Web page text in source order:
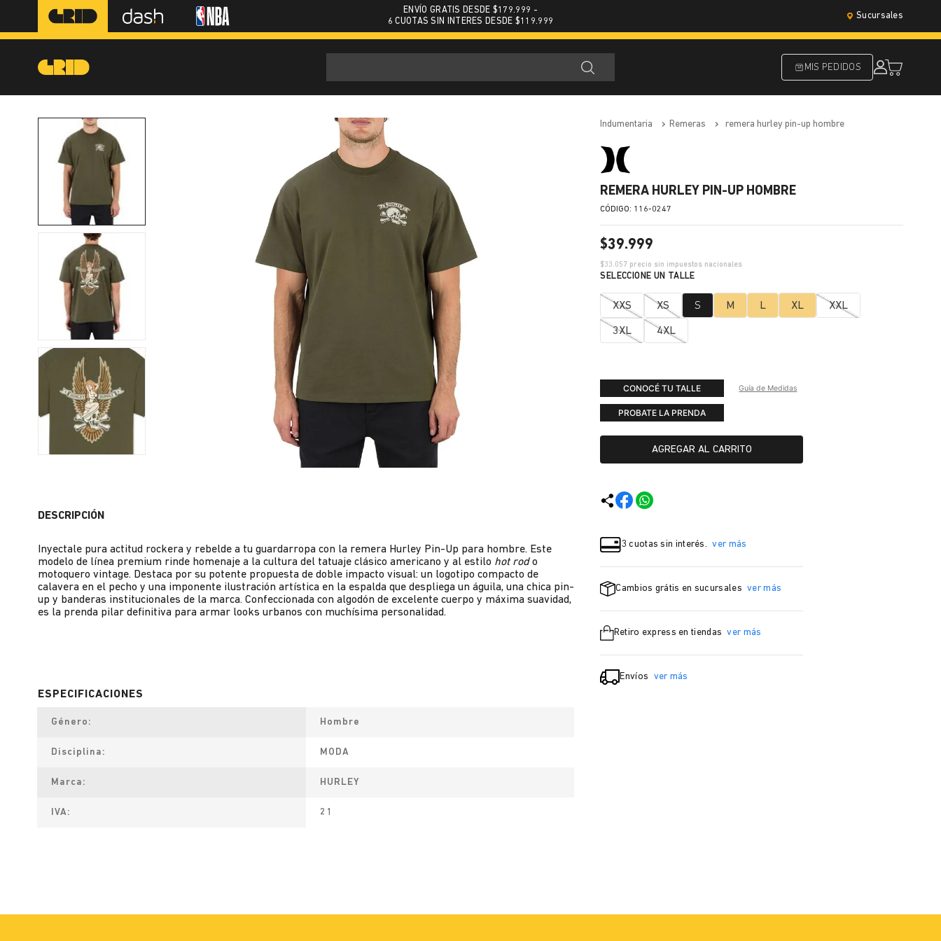
ENVÍO GRATIS DESDE $179.999 -
6 CUOTAS SIN INTERES DESDE $119.999
Sucursales
MIS PEDIDOS
DESCRIPCIÓN
Inyectale pura actitud rockera y rebelde a tu guardarropa con la remera Hurley Pin-Up para hombre. Este
modelo de línea premium rinde homenaje a la cultura del tatuaje clásico americano y al estilo hot rodo
motoquero vintage. Destaca por su potente propuesta de doble impacto visual: un logotipo compacto de
calavera en el pecho y una imponente ilustración artística en la espalda que despliega un águila, una chica pin-
up y banderas institucionales de la marca. Confeccionada con algodón de excelente cuerpo y máxima suavidad,
es la prenda pilar definitiva para armar looks urbanos con muchísima personalidad.
Género Hombre
Disciplina MODA
Marca HURLEY
IVA 21
indumentaria remeras remera hurley pin-up hombre
REMERA HURLEY PIN-UP HOMBRE
: 116-0247
$39.999
$33.057 precio sin impuestos nacionales
XXS XS S M L XL XXL
3XL 4XL
CONOCÉ TU TALLE Guía de Medidas
PROBATE LA PRENDA
AGREGAR AL CARRITO
3 cuotas sin interés. ver más
Cambios grátis en sucursales ver más
Retiro express en tiendas ver más
Envíos ver más